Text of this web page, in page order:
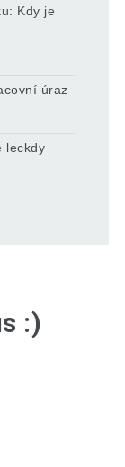
Kdy je
úraz
leckdy
:)